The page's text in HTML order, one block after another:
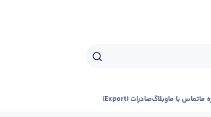
ماتماس با ماوبلاگصادرات (Export)